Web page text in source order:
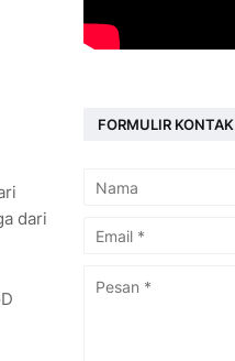
dari
FORMULIR KONTAK